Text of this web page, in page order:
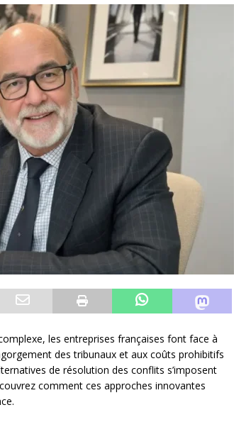
les entreprises françaises font face à
des tribunaux et aux coûts prohibitifs
de résolution des conflits s’imposent
comment ces approches innovantes